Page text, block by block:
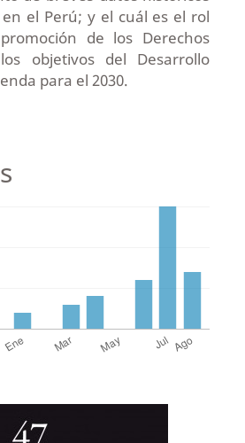
el Perú; y el cuál es el rol
de los Derechos
objetivos del Desarrollo
para el 2030.